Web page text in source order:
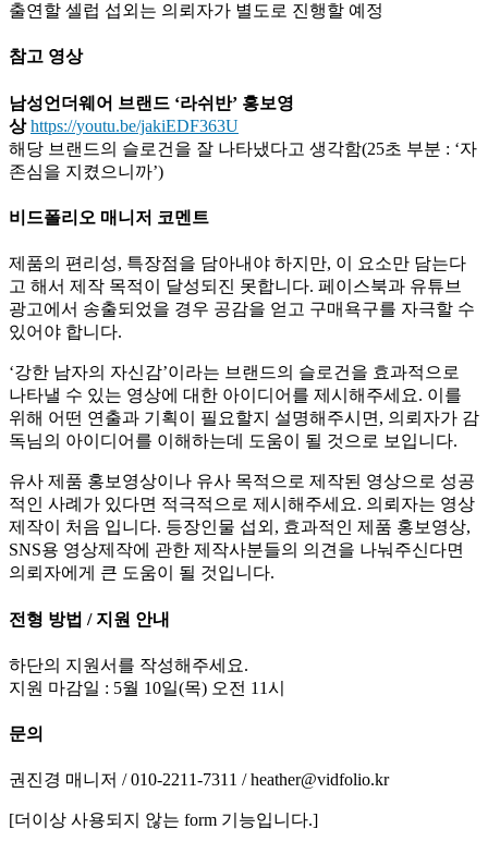
출연할 셀럽 섭외는 의뢰자가 별도로 진행할 예정
참고 영상
남성언더웨어 브랜드 ‘라쉬반’ 홍보영
상 https://youtu.be/jakiEDF363U
해당 브랜드의 슬로건을 잘 나타냈다고 생각함(25초 부분 : ‘자
존심을 지켰으니까’)
비드폴리오 매니저 코멘트
제품의 편리성, 특장점을 담아내야 하지만, 이 요소만 담는다
고 해서 제작 목적이 달성되진 못합니다. 페이스북과 유튜브
광고에서 송출되었을 경우 공감을 얻고 구매욕구를 자극할 수
있어야 합니다.
‘강한 남자의 자신감’이라는 브랜드의 슬로건을 효과적으로
나타낼 수 있는 영상에 대한 아이디어를 제시해주세요. 이를
위해 어떤 연출과 기획이 필요할지 설명해주시면, 의뢰자가 감
독님의 아이디어를 이해하는데 도움이 될 것으로 보입니다.
유사 제품 홍보영상이나 유사 목적으로 제작된 영상으로 성공
적인 사례가 있다면 적극적으로 제시해주세요. 의뢰자는 영상
제작이 처음 입니다. 등장인물 섭외, 효과적인 제품 홍보영상,
SNS용 영상제작에 관한 제작사분들의 의견을 나눠주신다면
의뢰자에게 큰 도움이 될 것입니다.
전형 방법 / 지원 안내
하단의 지원서를 작성해주세요.
지원 마감일 : 5월 10일(목) 오전 11시
문의
권진경 매니저 / 010-2211-7311 / heather@vidfolio.kr
[더이상 사용되지 않는 form 기능입니다.]